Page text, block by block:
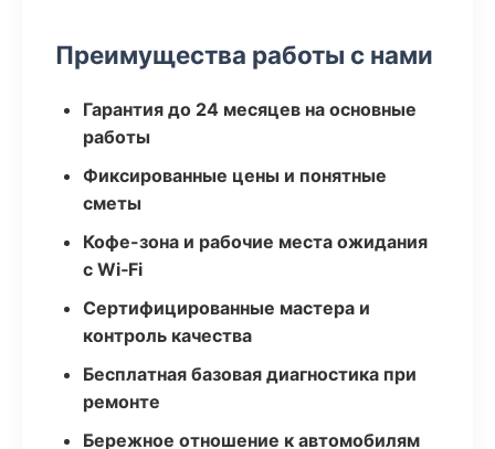
Преимущества работы с нами
Гарантия до 24 месяцев на основные
работы
Фиксированные цены и понятные
сметы
Кофе-зона и рабочие места ожидания
с Wi‑Fi
Сертифицированные мастера и
контроль качества
Бесплатная базовая диагностика при
ремонте
Бережное отношение к автомобилям